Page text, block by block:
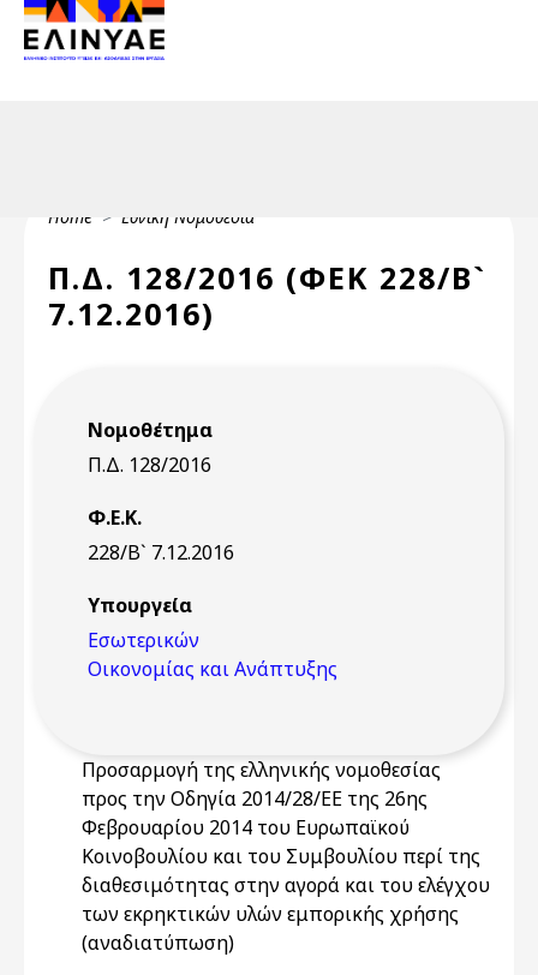
Skip to main content
Header Top 2
Header Top
Breadcrumb
Home Εθνική Νομοθεσία
Π.Δ. 128/2016 (ΦΕΚ 228/Β`
7.12.2016)
Νομοθέτημα
Π.Δ. 128/2016
Φ.Ε.Κ.
228/Β` 7.12.2016
Υπουργεία
Εσωτερικών
Οικονομίας και Ανάπτυξης
Προσαρμογή της ελληνικής νομοθεσίας
προς την Οδηγία 2014/28/ΕΕ της 26ης
Φεβρουαρίου 2014 του Ευρωπαϊκού
Κοινοβουλίου και του Συμβουλίου περί της
διαθεσιμότητας στην αγορά και του ελέγχου
των εκρηκτικών υλών εμπορικής χρήσης
(αναδιατύπωση)